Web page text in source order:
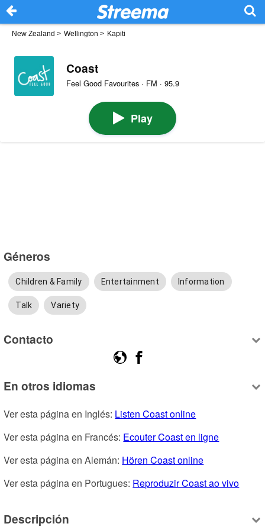
New Zealand > Wellington > Kapiti
Coast
Feel Good Favourites · FM · 95.9
Play
Géneros
Children & Family Entertainment Information
Talk Variety
Contacto
En otros idiomas
Ver esta página en Inglés: Listen Coast online
Ver esta página en Francés: Ecouter Coast en ligne
Ver esta página en Alemán: Hören Coast online
Ver esta página en Portugues: Reproduzir Coast ao vivo
Descripción